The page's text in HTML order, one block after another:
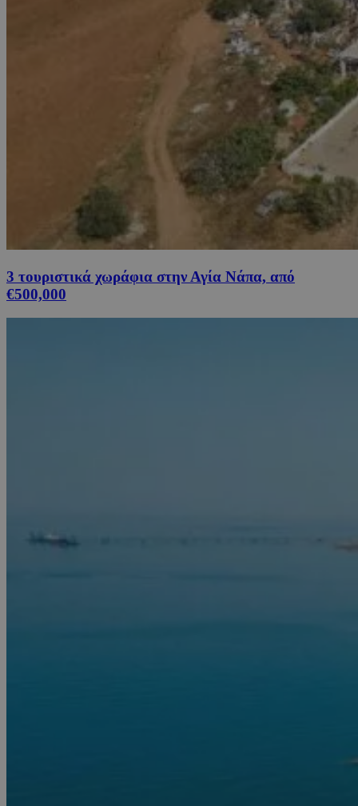
3 τουριστικά χωράφια στην Αγία Νάπα, από
€500,000